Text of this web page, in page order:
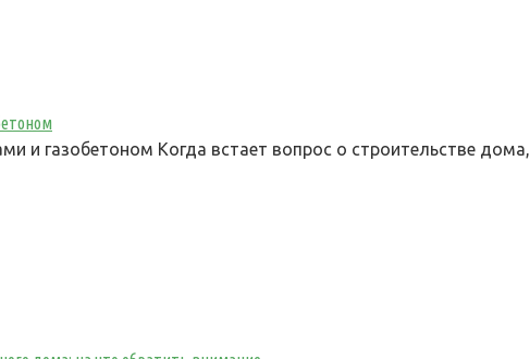
и газобетоном Когда встает вопрос о строительстве дома,